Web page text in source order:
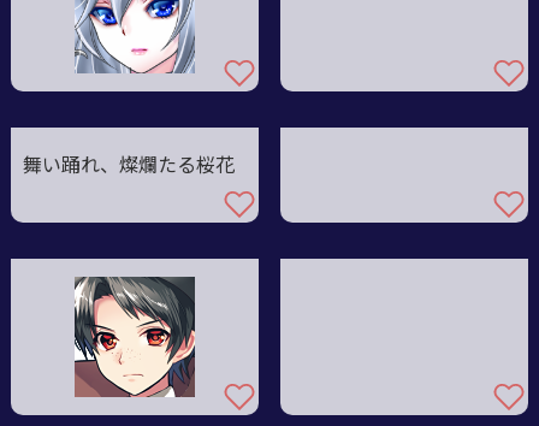
舞い踊れ、燦爛たる桜花